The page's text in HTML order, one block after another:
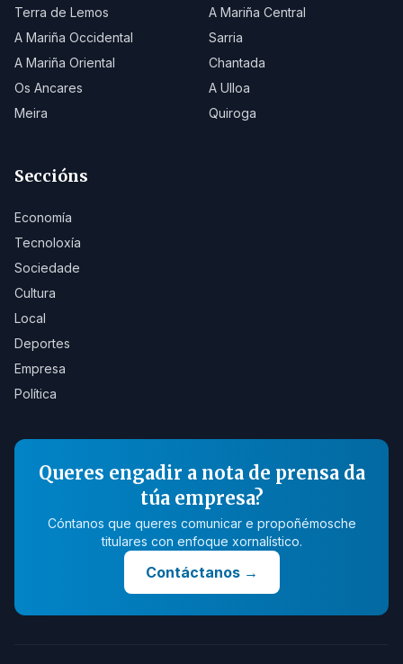
Terra de Lemos
A Mariña Central
A Mariña Occidental
Sarria
A Mariña Oriental
Chantada
Os Ancares
A Ulloa
Meira
Quiroga
Seccións
Economía
Tecnoloxía
Sociedade
Cultura
Local
Deportes
Empresa
Política
Queres engadir a nota de prensa da
túa empresa?
Cóntanos que queres comunicar e propoñémosche
titulares con enfoque xornalístico.
Contáctanos→